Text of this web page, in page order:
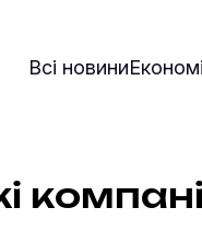
Всі новини